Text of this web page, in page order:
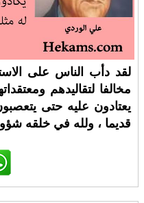
لقد دأب الناس على
مخالفا لتقاليدهم
يعتادون عليه حتى
قديما ، ولله في خلقه